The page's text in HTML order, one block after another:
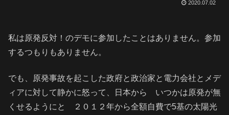
2020.07.02
私は原発反対！のデモに参加したことはありません。参加
するつもりもありません。
でも、原発事故を起こした政府と政治家と電力会社とメデ
ィアに対して静かに怒って、日本から いつかは原発が無
くせるようにと ２０１２年から全額自費で5基の太陽光